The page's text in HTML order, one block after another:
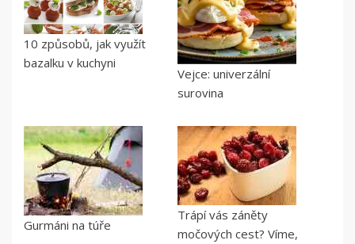
10 způsobů, jak využít
bazalku v kuchyni
Vejce: univerzální
surovina
Gurmáni na túře
Trápí vás záněty
močových cest? Víme,